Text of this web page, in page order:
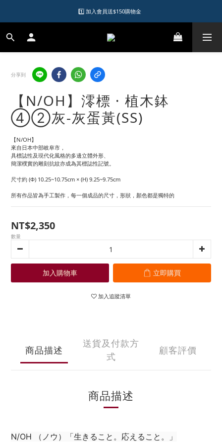
1️⃣ 加入會員送$150購物金
1️⃣ 加入會員送$150購物金
2️⃣ 購物滿千元再送升等購物金
1️⃣ 加入會員送$150購物金
分享到
【N/OH】澪標 · 植木鉢
④②灰-灰蛋黃(SS)
【N/OH】
來自日本中部岐阜市，
具標誌性及現代化風格的多邊立體外形、
簡潔樸實的雕刻抗紋亦成為其標誌性記號。
尺寸約 (Φ) 10.25~10.75cm × (H) 9.25~9.75cm
所有作品皆為手工製作，每一個成品的尺寸，形狀，顏色都是獨特的
NT$2,350
數量
加入購物車 立即購買
加入追蹤清單
商品描述
送貨及付款方
式
顧客評價
商品描述
N/OH （ノウ）「生きること。応えること。」